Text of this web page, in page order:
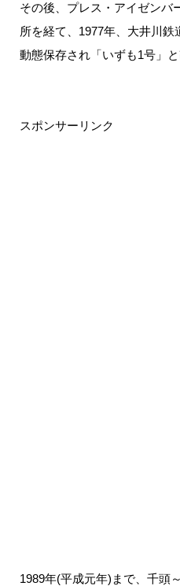
その後、プレス・アイゼンバ
所を経て、1977年、大井川
動態保存され「いずも1号」と
スポンサーリンク
1989年(平成元年)まで、千頭